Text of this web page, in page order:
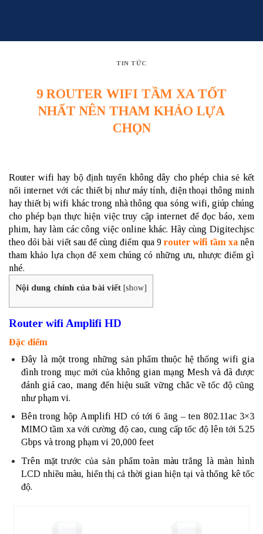
TIN TỨC
9 ROUTER WIFI TẦM XA TỐT
NHẤT NÊN THAM KHẢO LỰA
CHỌN
Router wifi hay bộ định tuyến không dây cho phép chia sẻ kết
nối internet với các thiết bị như máy tính, điện thoại thông minh
hay thiết bị wifi khác trong nhà thông qua sóng wifi, giúp chúng
cho phép bạn thực hiện việc truy cập internet để đọc báo, xem
phim, hay làm các công việc online khác. Hãy cùng Digitechjsc
theo dõi bài viết sau để cùng điểm qua 9router wifi tầm xanên
tham khảo lựa chọn để xem chúng có những ưu, nhược điểm gì
nhé.
Nội dung chính của bài viết [show]
Router wifi Amplifi HD
Đặc điểm
Đây là một trong những sản phẩm thuộc hệ thống wifi gia
đình trong mục mới của không gian mạng Mesh và đã được
đánh giá cao, mang đến hiệu suất vững chắc về tốc độ cũng
như phạm vi.
Bên trong hộp Amplifi HD có tới 6 ăng – ten 802.11ac 3×3
MIMO tầm xa với cường độ cao, cung cấp tốc độ lên tới 5.25
Gbps và trong phạm vi 20,000 feet
Trên mặt trước của sản phẩm toàn màu trắng là màn hình
LCD nhiều màu, hiển thị cả thời gian hiện tại và thống kê tốc
độ.